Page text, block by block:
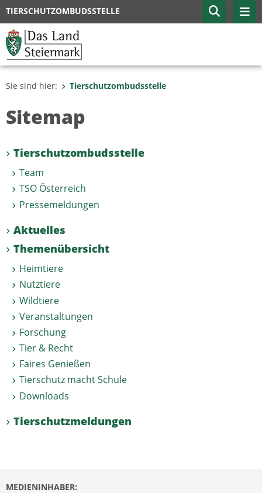
TIERSCHUTZOMBUDSSTELLE
Sie sind hier: Tierschutzombudsstelle
Sitemap
Tierschutzombudsstelle
Team
TSO Österreich
Pressemeldungen
Aktuelles
Themenübersicht
Heimtiere
Nutztiere
Wildtiere
Veranstaltungen
Forschung
Tier & Recht
Faires Genießen
Tierschutz macht Schule
Downloads
Tierschutzmeldungen
MEDIENINHABER: